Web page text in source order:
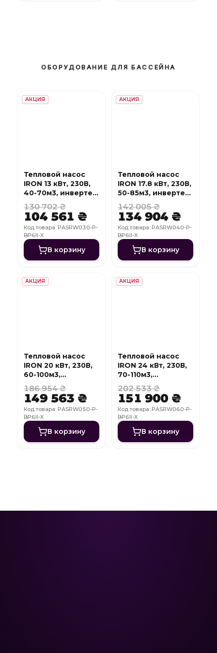
ОБОРУДОВАНИЕ ДЛЯ БАССЕЙНА
АКЦИЯ
Тепловой насос
IRON 13 кВт, 230В,
40-70м3, инвертер,
с охлаждением,
WI-FI
130 702 ₴
104 561 ₴
Код товара: PASRW030-P-
BP6II-X
В корзину
АКЦИЯ
Тепловой насос
IRON 17.8 кВт, 230В,
50-85м3, инвертер,
с охлаждением,
WI-FI
142 005 ₴
134 904 ₴
Код товара: PASRW040-P-
BP6II-X
В корзину
АКЦИЯ
Тепловой насос
IRON 20 кВт, 230В,
60-100м3,
инвертер, с
охлаждением, WI-
FI
186 954 ₴
149 563 ₴
Код товара: PASRW050-P-
BP6II-X
В корзину
АКЦИЯ
Тепловой насос
IRON 24 кВт, 230В,
70-110м3,
инвертер, с
охлаждением, WI-
FI
202 533 ₴
151 900 ₴
Код товара: PASRW060-P-
BP6II-X
В корзину